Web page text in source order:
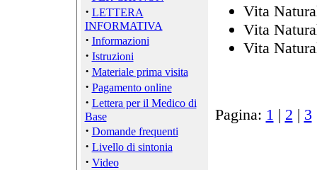
· LETTERA
INFORMATIVA
· Informazioni
· Istruzioni
· Materiale prima visita
· Pagamento online
· Lettera per il Medico di
Base
· Domande frequenti
· Livello di sintonia
· Video
Vita
Vita
Vita
Pagina: 1 | 2 | 3